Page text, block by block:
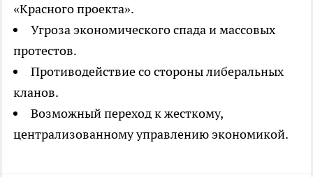
«Красного проекта».
Угроза экономического спада и массовых
протестов.
Противодействие со стороны либеральных
кланов.
Возможный переход к жесткому,
централизованному управлению экономикой.